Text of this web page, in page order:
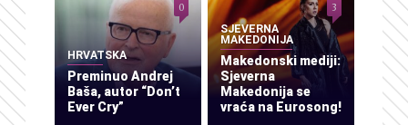
HRVATSKA
Preminuo Andrej
Baša, autor “Don’t
Ever Cry”
0
SJEVERNA
MAKEDONIJA
Makedonski mediji:
Sjeverna
Makedonija se
vraća na Eurosong!
3